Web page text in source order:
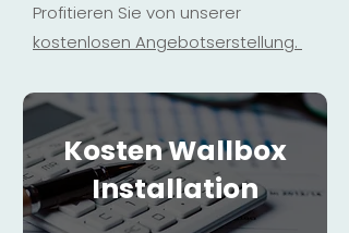
Profitieren Sie von unserer
kostenlosen Angebotserstellung.
Kosten Wallbox
Installation